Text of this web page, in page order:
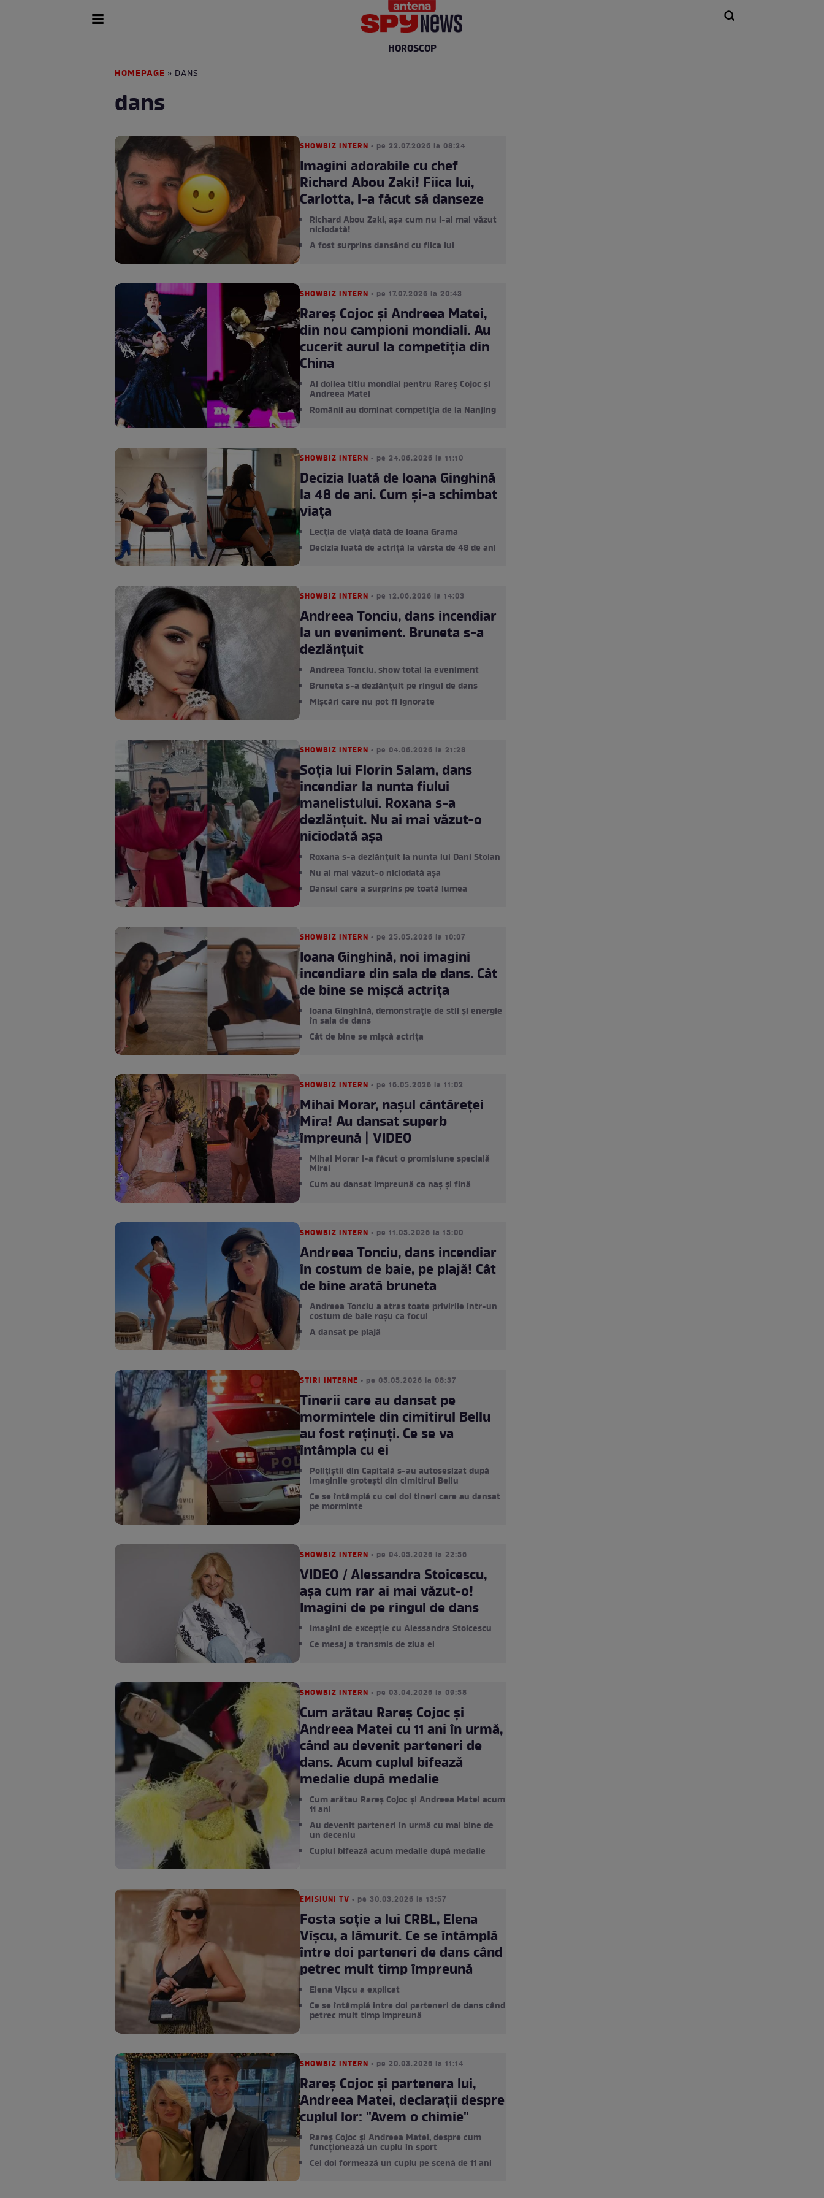
HOROSCOP
HOMEPAGE » DANS
dans
SHOWBIZ INTERN • pe 22.07.2026 la 08:24
Imagini adorabile cu chef
Richard Abou Zaki! Fiica lui,
Carlotta, l-a făcut să danseze
Richard Abou Zaki, așa cum nu l-ai mai văzut
niciodată!
A fost surprins dansând cu fiica lui
SHOWBIZ INTERN • pe 17.07.2026 la 20:43
Rareș Cojoc și Andreea Matei,
din nou campioni mondiali. Au
cucerit aurul la competiția din
China
Al doilea titlu mondial pentru Rareș Cojoc și
Andreea Matei
Românii au dominat competiția de la Nanjing
SHOWBIZ INTERN • pe 24.06.2026 la 11:10
Decizia luată de Ioana Ginghină
la 48 de ani. Cum și-a schimbat
viața
Lecția de viață dată de Ioana Grama
Decizia luată de actriță la vârsta de 48 de ani
SHOWBIZ INTERN • pe 12.06.2026 la 14:03
Andreea Tonciu, dans incendiar
la un eveniment. Bruneta s-a
dezlănțuit
Andreea Tonciu, show total la eveniment
Bruneta s-a dezlănțuit pe ringul de dans
Mișcări care nu pot fi ignorate
SHOWBIZ INTERN • pe 04.06.2026 la 21:28
Soția lui Florin Salam, dans
incendiar la nunta fiului
manelistului. Roxana s-a
dezlănțuit. Nu ai mai văzut-o
niciodată așa
Roxana s-a dezlănțuit la nunta lui Dani Stoian
Nu ai mai văzut-o niciodată așa
Dansul care a surprins pe toată lumea
SHOWBIZ INTERN • pe 25.05.2026 la 10:07
Ioana Ginghină, noi imagini
incendiare din sala de dans. Cât
de bine se mișcă actrița
Ioana Ginghină, demonstrație de stil și energie
în sala de dans
Cât de bine se mișcă actrița
SHOWBIZ INTERN • pe 16.05.2026 la 11:02
Mihai Morar, nașul cântăreței
Mira! Au dansat superb
împreună | VIDEO
Mihai Morar i-a făcut o promisiune specială
Mirei
Cum au dansat împreună ca naș și fină
SHOWBIZ INTERN • pe 11.05.2026 la 15:00
Andreea Tonciu, dans incendiar
în costum de baie, pe plajă! Cât
de bine arată bruneta
Andreea Tonciu a atras toate privirile într-un
costum de baie roșu ca focul
A dansat pe plajă
STIRI INTERNE • pe 05.05.2026 la 08:37
Tinerii care au dansat pe
mormintele din cimitirul Bellu
au fost reținuți. Ce se va
întâmpla cu ei
Polițiștii din Capitală s-au autosesizat după
imaginile grotești din cimitirul Bellu
Ce se întâmplă cu cei doi tineri care au dansat
pe morminte
SHOWBIZ INTERN • pe 04.05.2026 la 22:56
VIDEO / Alessandra Stoicescu,
așa cum rar ai mai văzut-o!
Imagini de pe ringul de dans
Imagini de excepție cu Alessandra Stoicescu
Ce mesaj a transmis de ziua ei
SHOWBIZ INTERN • pe 03.04.2026 la 09:58
Cum arătau Rareș Cojoc și
Andreea Matei cu 11 ani în urmă,
când au devenit parteneri de
dans. Acum cuplul bifează
medalie după medalie
Cum arătau Rareș Cojoc și Andreea Matei acum
11 ani
Au devenit parteneri în urmă cu mai bine de
un deceniu
Cuplul bifează acum medalie după medalie
EMISIUNI TV • pe 30.03.2026 la 13:57
Fosta soție a lui CRBL, Elena
Vîșcu, a lămurit. Ce se întâmplă
între doi parteneri de dans când
petrec mult timp împreună
Elena Vîșcu a explicat
Ce se întâmplă între doi parteneri de dans când
petrec mult timp împreună
SHOWBIZ INTERN • pe 20.03.2026 la 11:14
Rareș Cojoc și partenera lui,
Andreea Matei, declarații despre
cuplul lor: "Avem o chimie"
Rareș Cojoc și Andreea Matei, despre cum
funcționează un cuplu în sport
Cei doi formează un cuplu pe scenă de 11 ani